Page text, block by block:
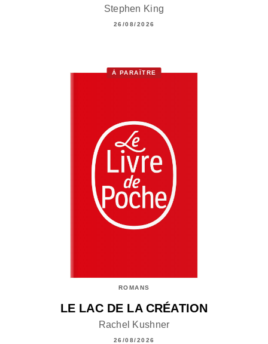
Stephen King
26/08/2026
À PARAÎTRE
ROMANS
LE LAC DE LA CRÉATION
Rachel Kushner
26/08/2026